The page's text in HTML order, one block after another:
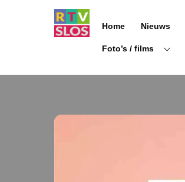
Home Nieuws
Foto’s / films